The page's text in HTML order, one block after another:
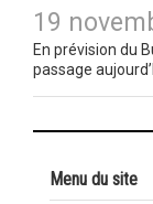
19
En prévision du
passage
Menu du site